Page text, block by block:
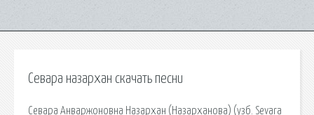
Севара назархан скачать песни
Севара Анваржоновна Назархан (Назарханова) (узб. Sevara